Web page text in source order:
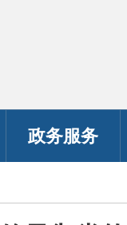
政务服务